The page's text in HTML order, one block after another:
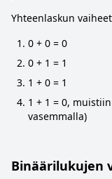
Yhteenlaskun
0 + 0 = 0
0 + 1 = 1
1 + 0 = 1
1 + 1 = 0,
vasemmalla)
Binäärilukujen